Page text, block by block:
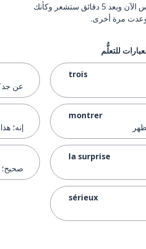
انغمس في هذا الدرس الآن وبعد 5 دقائق ستشعر وكأنك
مرة أخرى.
trois
montrer
la surprise
sérieux
عن
إنه؛